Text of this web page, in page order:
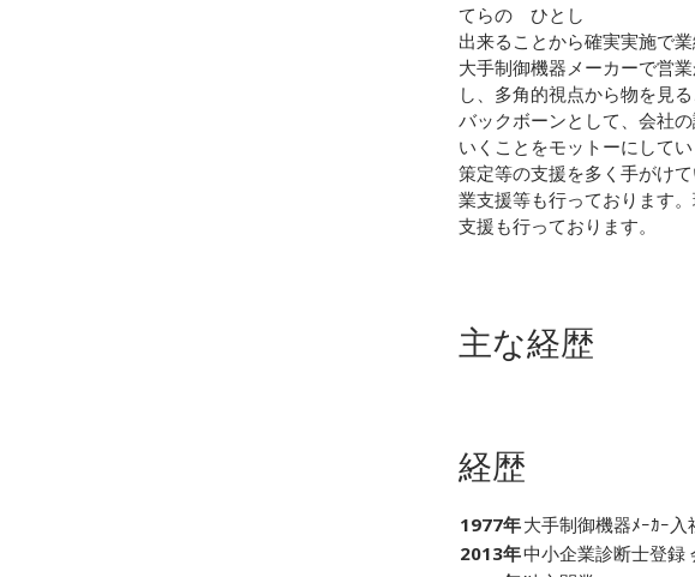
てらの ひとし
出来ることから確実実施で
大手制御機器メーカーで営
し、多角的視点から物を見
バックボーンとして、会社
いくことをモットーにして
策定等の支援を多く手がけ
業支援等も行っております
支援も行っております。
主な経歴
経歴
1977年大手制御機器ﾒｰｶｰ入
2013年中小企業診断士登録